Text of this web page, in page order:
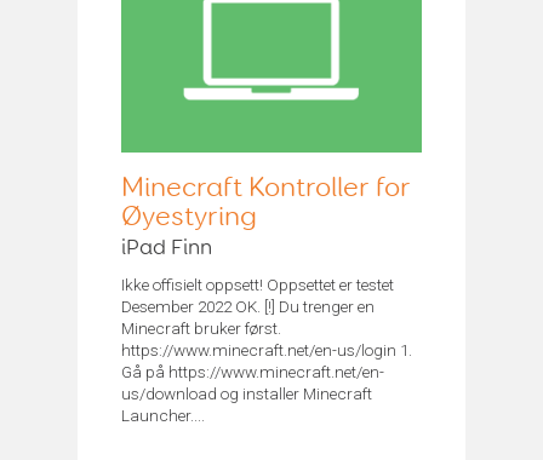
Minecraft Kontroller for
Øyestyring
iPad Finn
Ikke offisielt oppsett! Oppsettet er testet
Desember 2022 OK. [!] Du trenger en
Minecraft bruker først.
https://www.minecraft.net/en-us/login 1.
Gå på https://www.minecraft.net/en-
us/download og installer Minecraft
Launcher....